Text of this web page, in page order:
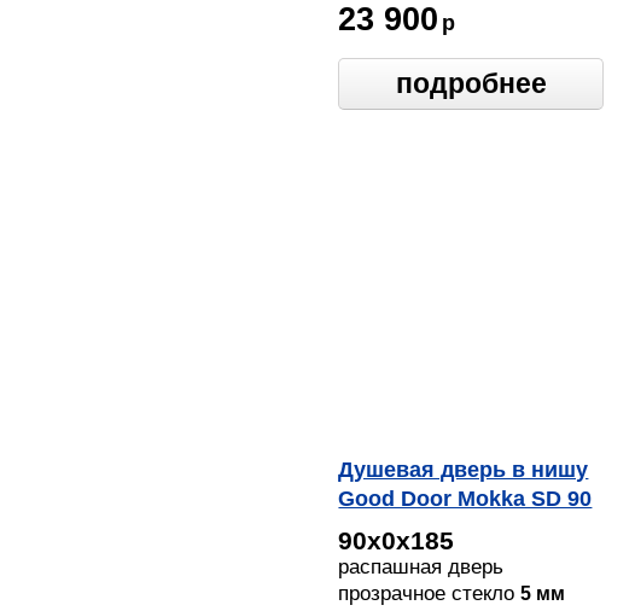
23 900 р
подробнее
Душевая дверь в нишу
Good Door Mokka SD 90
C WE
90х0х185
распашная дверь
прозрачное стекло5 мм